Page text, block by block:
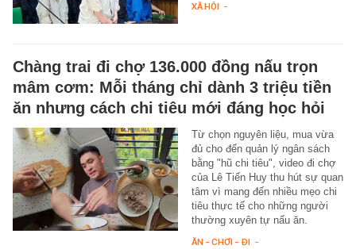
XÃ HỘI -
Chàng trai đi chợ 136.000 đồng nấu trọn
mâm cơm: Mỗi tháng chỉ dành 3 triệu tiền
ăn nhưng cách chi tiêu mới đáng học hỏi
Từ chọn nguyên liệu, mua vừa
đủ cho đến quản lý ngân sách
bằng "hũ chi tiêu", video đi chợ
của Lê Tiến Huy thu hút sự quan
tâm vì mang đến nhiều mẹo chi
tiêu thực tế cho những người
thường xuyên tự nấu ăn.
ĂN - CHƠI - ĐI -